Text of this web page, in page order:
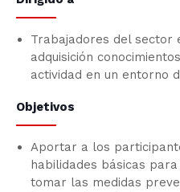
Trabajadores del sector
adquisición
actividad en un entorno
Objetivos
Aportar a los
habilidades básicas
tomar las medidas